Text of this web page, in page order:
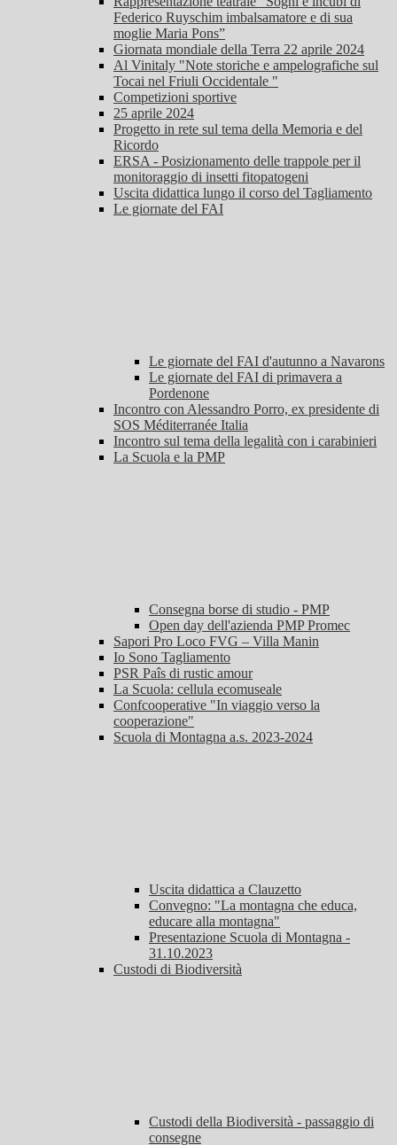
Federico Ruyschim imbalsamatore e di sua
moglie Maria Pons”
Giornata mondiale della Terra 22 aprile 2024
Al Vinitaly "Note storiche e ampelografiche sul
Tocai nel Friuli Occidentale "
Competizioni sportive
25 aprile 2024
Progetto in rete sul tema della Memoria e del
Ricordo
ERSA - Posizionamento delle trappole per il
monitoraggio di insetti fitopatogeni
Uscita didattica lungo il corso del Tagliamento
Le giornate del FAI
Le giornate del FAI d'autunno a Navarons
Le giornate del FAI di primavera a
Pordenone
Incontro con Alessandro Porro, ex presidente di
SOS Méditerranée Italia
Incontro sul tema della legalità con i carabinieri
La Scuola e la PMP
Consegna borse di studio - PMP
Open day dell'azienda PMP Promec
Sapori Pro Loco FVG – Villa Manin
Io Sono Tagliamento
PSR Paîs di rustic amour
La Scuola: cellula ecomuseale
Confcooperative "In viaggio verso la
cooperazione"
Scuola di Montagna a.s. 2023-2024
Uscita didattica a Clauzetto
Convegno: "La montagna che educa,
educare alla montagna"
Presentazione Scuola di Montagna -
31.10.2023
Custodi di Biodiversità
Custodi della Biodiversità - passaggio di
consegne